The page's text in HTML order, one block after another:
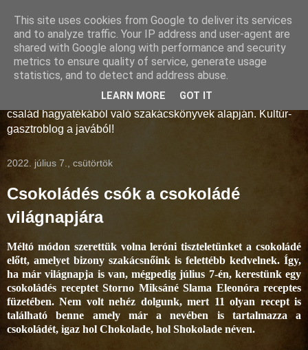
Storno-konyha
A művelt polgárság és az arisztokrácia konyhaművészete a
18-19. században. Régmúlt idők receptjei kelnek új életre a
Soproni Múzeum munkatársainak keze alatt, a Storno
család hagyatékából való szakácskönyvek alapján. Kultúr-
gasztroblog a javából!
2022. július 7., csütörtök
Csokoládés csók a csokoládé
világnapjára
Méltó módon szerettük volna leróni tiszteletünket a csokoládé
előtt, amelyet bizony szakácsnőink is felettébb kedvelnek. Így,
ha már világnapja is van, mégpedig július 7-én, kerestünk egy
csokoládés receptet Storno Miksáné Slama Eleonóra receptes
füzetében. Nem volt nehéz dolgunk, mert 11 olyan recept is
található benne amely már a nevében is tartalmazza a
csokoládét, igaz hol Chokolade, hol Shokolade néven.
This site uses cookies from Google to deliver its services
and to analyze traffic. Your IP address and user-agent are
shared with Google along with performance and security
metrics to ensure quality of service, generate usage
statistics, and to detect and address abuse.
LEARN MORE GOT IT